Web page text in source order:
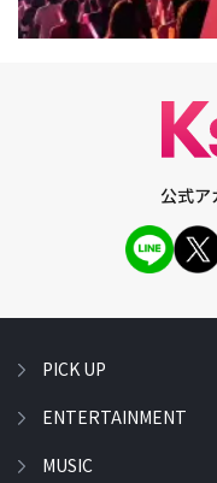
公式ア
PICK UP
ENTERTAINMENT
MUSIC